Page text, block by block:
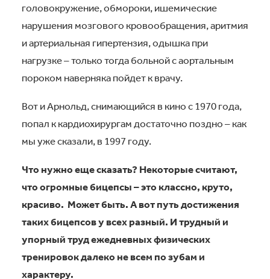
головокружение, обмороки, ишемические
нарушения мозгового кровообращения, аритмия
и артериальная гипертензия, одышка при
нагрузке – только тогда больной с аортальным
пороком наверняка пойдет к врачу.
Вот и Арнольд, снимающийся в кино с 1970 года,
попал к кардиохирургам достаточно поздно – как
мы уже сказали, в 1997 году.
Что нужно еще сказать? Некоторые считают,
что огромные бицепсы – это классно, круто,
красиво. Может быть. А вот путь достижения
таких бицепсов у всех разный. И трудный и
упорный труд ежедневных физических
тренировок далеко не всем по зубам и
характеру.